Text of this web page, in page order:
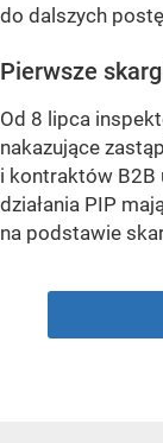
do dalszych
Pierwsze
Od 8 lipca
nakazujące
i kontraktów B2B
działania PIP
na podstawie